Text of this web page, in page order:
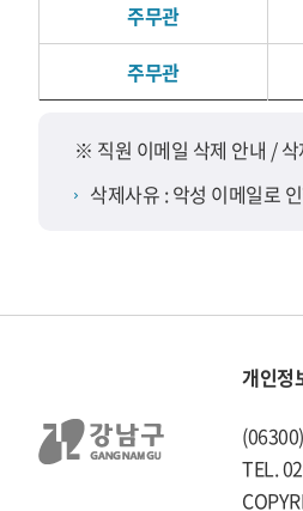
주무관
주무관
※ 직원 이메일 삭제 안내 /
삭제사유 : 악성 이메일로
개인정
TEL.